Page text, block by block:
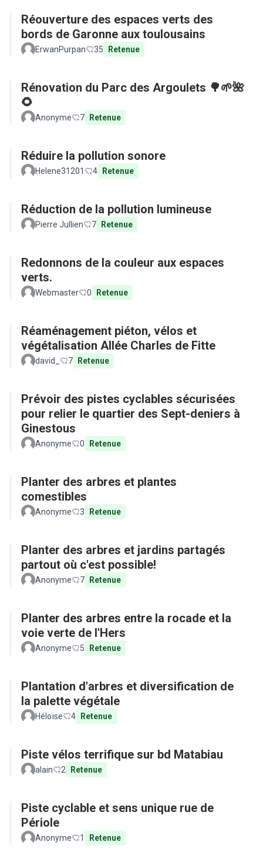
Réouverture des espaces verts des
bords de Garonne aux toulousains
ErwanPurpan 35 Retenue
Rénovation du Parc des Argoulets 🌳🌱🌺
🌻
Anonyme 7 Retenue
Réduire la pollution sonore
Helene31201 4 Retenue
Réduction de la pollution lumineuse
Pierre Jullien 7 Retenue
Redonnons de la couleur aux espaces
verts.
Webmaster 0 Retenue
Réaménagement piéton, vélos et
végétalisation Allée Charles de Fitte
david_ 7 Retenue
Prévoir des pistes cyclables sécurisées
pour relier le quartier des Sept-deniers à
Ginestous
Anonyme 0 Retenue
Planter des arbres et plantes
comestibles
Anonyme 3 Retenue
Planter des arbres et jardins partagés
partout où c'est possible!
Anonyme 7 Retenue
Planter des arbres entre la rocade et la
voie verte de l'Hers
Anonyme 5 Retenue
Plantation d'arbres et diversification de
la palette végétale
Héloïse 4 Retenue
Piste vélos terrifique sur bd Matabiau
alain 2 Retenue
Piste cyclable et sens unique rue de
Périole
Anonyme 1 Retenue